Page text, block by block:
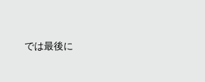
では最後に